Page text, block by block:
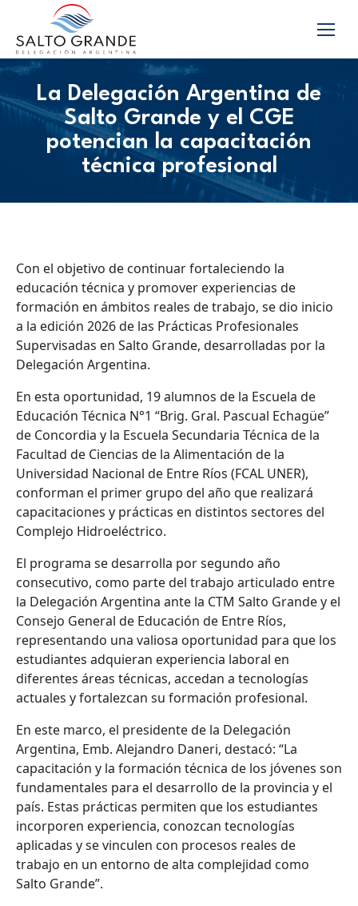
La Delegación Argentina de
Salto Grande y el CGE
potencian la capacitación
técnica profesional
Con el objetivo de continuar fortaleciendo la
educación técnica y promover experiencias de
formación en ámbitos reales de trabajo, se dio inicio
a la edición 2026 de las Prácticas Profesionales
Supervisadas en Salto Grande, desarrolladas por la
Delegación Argentina.
En esta oportunidad, 19 alumnos de la Escuela de
Educación Técnica N°1 “Brig. Gral. Pascual Echagüe”
de Concordia y la Escuela Secundaria Técnica de la
Facultad de Ciencias de la Alimentación de la
Universidad Nacional de Entre Ríos (FCAL UNER),
conforman el primer grupo del año que realizará
capacitaciones y prácticas en distintos sectores del
Complejo Hidroeléctrico.
El programa se desarrolla por segundo año
consecutivo, como parte del trabajo articulado entre
la Delegación Argentina ante la CTM Salto Grande y el
Consejo General de Educación de Entre Ríos,
representando una valiosa oportunidad para que los
estudiantes adquieran experiencia laboral en
diferentes áreas técnicas, accedan a tecnologías
actuales y fortalezcan su formación profesional.
En este marco, el presidente de la Delegación
Argentina, Emb. Alejandro Daneri, destacó: “La
capacitación y la formación técnica de los jóvenes son
fundamentales para el desarrollo de la provincia y el
país. Estas prácticas permiten que los estudiantes
incorporen experiencia, conozcan tecnologías
aplicadas y se vinculen con procesos reales de
trabajo en un entorno de alta complejidad como
Salto Grande”.